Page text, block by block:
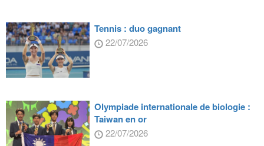
Tennis : duo gagnant
22/07/2026
Olympiade internationale de biologie :
Taiwan en or
22/07/2026